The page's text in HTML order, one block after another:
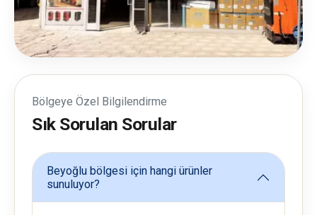
Bölgeye Özel Bilgilendirme
Sık Sorulan Sorular
Beyoğlu bölgesi için hangi ürünler
sunuluyor?